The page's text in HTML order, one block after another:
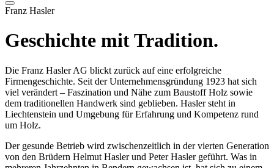
Franz Hasler
Geschichte mit Tradition.
Die Franz Hasler AG blickt zurück auf eine erfolgreiche
Firmengeschichte. Seit der Unternehmensgründung 1923 hat sich
viel verändert – Faszination und Nähe zum Baustoff Holz sowie
dem traditionellen Handwerk sind geblieben. Hasler steht in
Liechtenstein und Umgebung für Erfahrung und Kompetenz rund
um Holz.
Der gesunde Betrieb wird zwischenzeitlich in der vierten Generation
von den Brüdern Helmut Hasler und Peter Hasler geführt. Was in